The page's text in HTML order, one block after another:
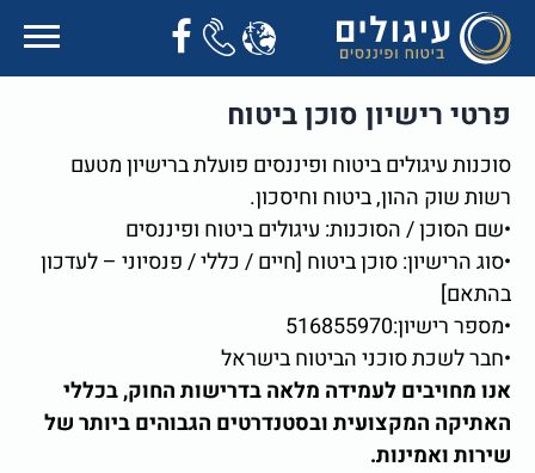
פרטי רישיון סוכן ביטוח
סוכנות עיגולים ביטוח ופיננסים פועלת ברישיון מטעם
רשות שוק ההון, ביטוח וחיסכון.
•שם הסוכן / הסוכנות: עיגולים ביטוח ופיננסים
•סוג הרישיון: סוכן ביטוח [חיים / כללי / פנסיוני – לעדכון
בהתאם]
•מספר רישיון:516855970
•חבר לשכת סוכני הביטוח בישראל
אנו מחויבים לעמידה מלאה בדרישות החוק, בכללי
האתיקה המקצועית ובסטנדרטים הגבוהים ביותר של
שירות ואמינות.